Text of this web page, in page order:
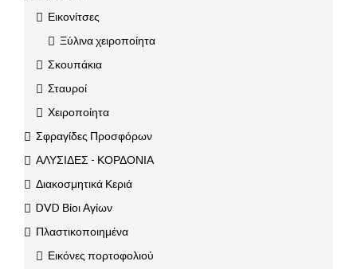
Εικονίτσες
Ξύλινα χειροποίητα
Σκουπάκια
Σταυροί
Χειροποίητα
Σφραγίδες Προσφόρων
ΑΛΥΣΙΔΕΣ - ΚΟΡΔΟΝΙΑ
Διακοσμητικά Κεριά
DVD Βίοι Αγίων
Πλαστικοποιημένα
Εικόνες πορτοφολιού